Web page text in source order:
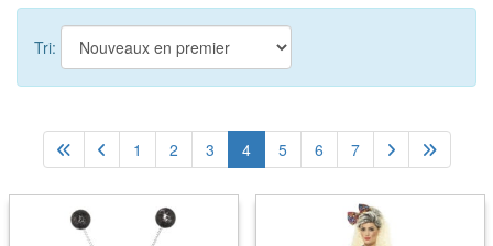
Tri:
1 2 3 4 5 6 7